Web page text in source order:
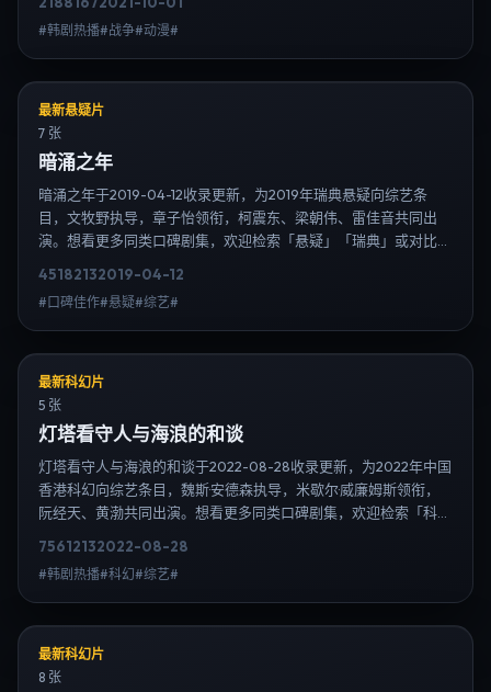
息，延伸检索日韩电视剧、韩剧全集、日剧高清等长尾词。
#韩剧热播#战争#动漫#
最新悬疑片
7 张
暗涌之年
暗涌之年于2019-04-12收录更新，为2019年瑞典悬疑向综艺条
目，文牧野执导，章子怡领衔，柯震东、梁朝伟、雷佳音共同出
演。想看更多同类口碑剧集，欢迎检索「悬疑」「瑞典」或对比同
日韩电视剧、韩剧全集、日剧高清等长尾词。
45182132019-04-12
#口碑佳作#悬疑#综艺#
最新科幻片
5 张
灯塔看守人与海浪的和谈
灯塔看守人与海浪的和谈于2022-08-28收录更新，为2022年中国
香港科幻向综艺条目，魏斯·安德森执导，米歇尔·威廉姆斯领衔，
阮经天、黄渤共同出演。想看更多同类口碑剧集，欢迎检索「科
与高清连载信息，延伸检索日韩电视剧、韩剧全集、日剧高清等长
尾词。
75612132022-08-28
#韩剧热播#科幻#综艺#
最新科幻片
8 张